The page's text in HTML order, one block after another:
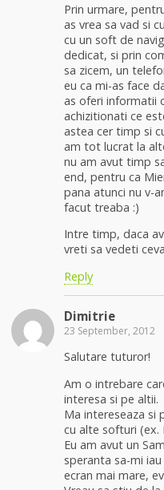
Prin urmare,
as vrea sa vad si
cu un soft de
dedicat, si prin
sa zicem, un
eu ca mi-as face
as oferi informatii
achizitionati ce
astea cer timp si
am tot lucrat la
nu am avut timp
end, pentru ca
pana atunci nu v-
facut treaba :)
Intre timp, daca
vreti sa vedeti
Reply
Dimitrie
23 September, 2012
Salutare tuturor!
Am o intrebare
interesa si pe altii.
Ma intereseaza si
cu alte softuri (ex.
Eu am avut un
speranta sa-mi
ecran mai mare,